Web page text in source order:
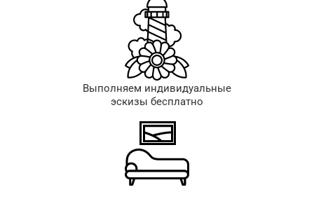
Выполняем индивидуальные
эскизы бесплатно